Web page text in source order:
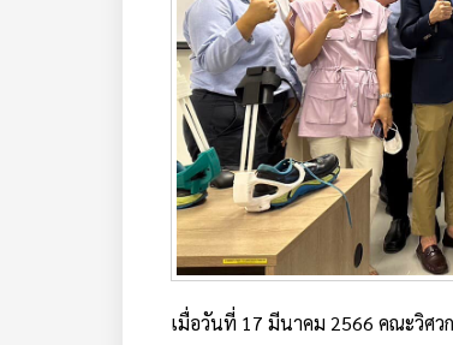
เมื่อวันที่ 17 มีนาคม 2566 คณะวิศว